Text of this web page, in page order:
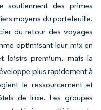
soutiennent des primes
moyens du portefeuille.
du retour des voyages
optimisant leur mix en
loisirs premium, mais la
plus rapidement à
le ressourcement et
de luxe. Les groupes